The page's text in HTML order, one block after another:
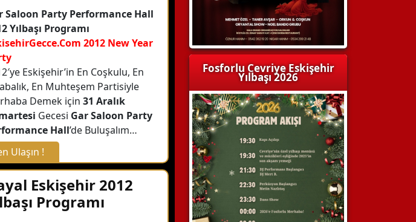
Saloon Party Performance Hall
Yılbaşı Programı
2012 New Year
Eskişehir’in En Coşkulu, En
En Muhteşem Partisiyle
Demek için 31 Aralık
Gecesi Gar Saloon Party
Hall’de Buluşalım…
Ulaşın !
Eskişehir 2012
Programı
Fosforlu Cevriye Eskişehir
Yılbaşı 2026